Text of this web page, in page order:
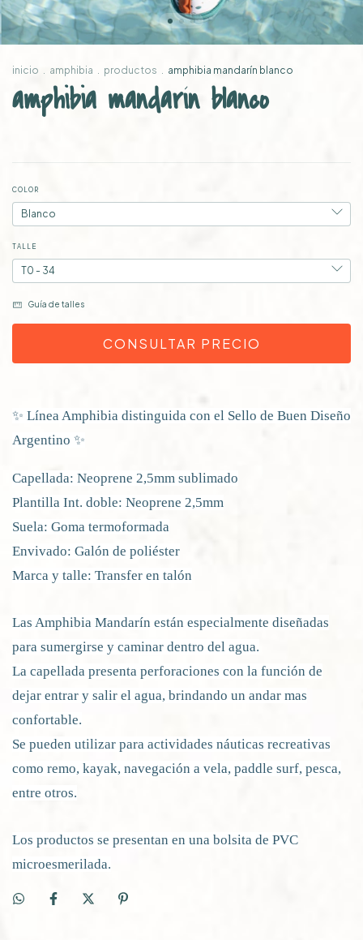
inicio . amphibia . productos . amphibia mandarín blanco
amphibia mandarín blanco
COLOR
TALLE
Guía de talles
✨ Línea Amphibia distinguida con el Sello de Buen Diseño
Argentino ✨
Capellada: Neoprene 2,5mm sublimado
Plantilla Int. doble: Neoprene 2,5mm
Suela: Goma termoformada
Envivado: Galón de poliéster
Marca y talle: Transfer en talón
Las Amphibia Mandarín están especialmente diseñadas
para sumergirse y caminar dentro del agua.
La capellada presenta perforaciones con la función de
dejar entrar y salir el agua, brindando un andar mas
confortable.
Se pueden utilizar para actividades náuticas recreativas
como remo, kayak, navegación a vela, paddle surf, pesca,
entre otros.
Los productos se presentan en una bolsita de PVC
microesmerilada.